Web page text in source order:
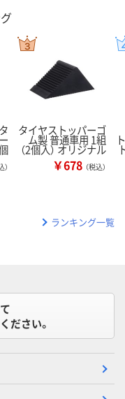
）
タイヤストッパーゴ
ム製 普通車用 1組
（2個入） オリジナル
￥678 （税込）
ランキング一覧
ださい。